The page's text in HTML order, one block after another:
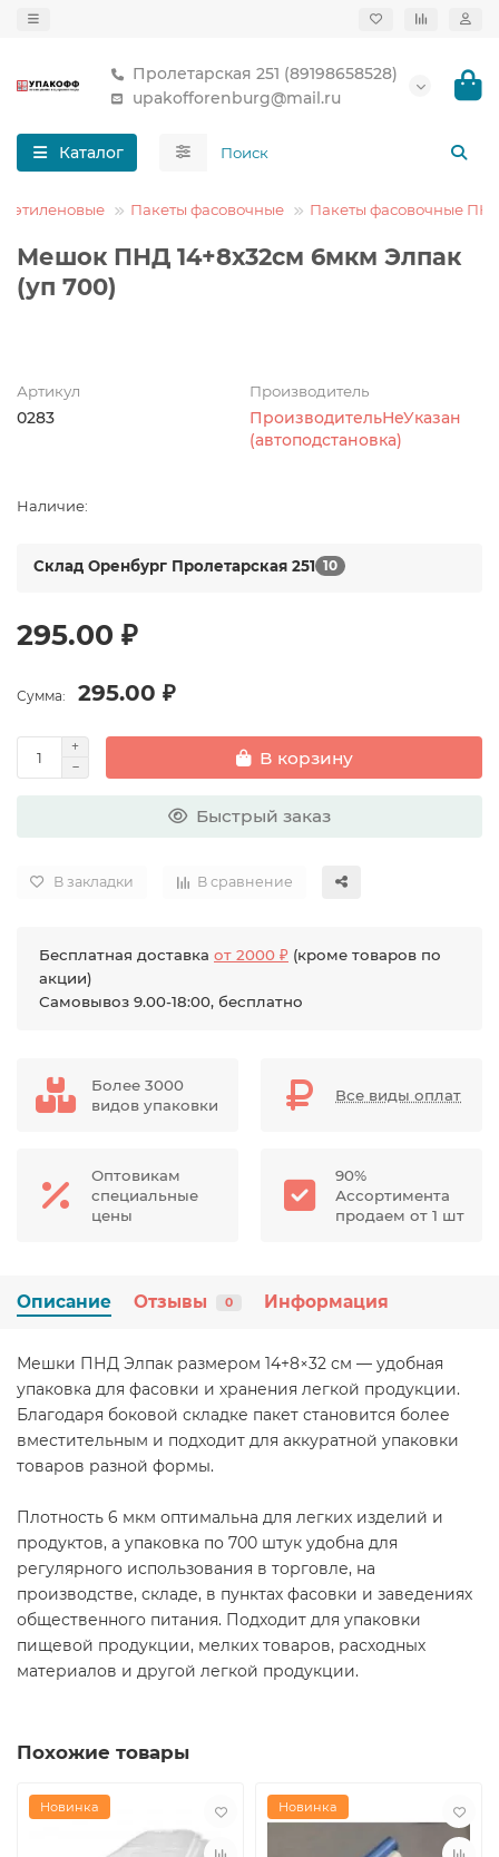
Пролетарская 251 (89198658528)
upakofforenburg@mail.ru
Каталог
Пакеты фасовочные Пакеты фасовочные
Мешок ПНД 14+8х32см 6мкм Элпак
(уп 700)
Артикул
0283
Производитель
ПроизводительНеУказан
(автоподстановка)
Наличие:
Склад Оренбург Пролетарская 251 10
295.00 ₽
Сумма: 295.00 ₽
В корзину
Быстрый заказ
В закладки В сравнение
Бесплатная доставка от 2000 ₽ (кроме товаров по
акции)
Самовывоз 9.00-18:00, бесплатно
Более 3000
видов упаковки
Все виды оплат
Оптовикам
специальные
цены
90%
Ассортимента
продаем от 1 шт
Описание Отзывы 0 Информация
Мешки ПНД Элпак размером 14+8×32 см — удобная
упаковка для фасовки и хранения легкой продукции.
Благодаря боковой складке пакет становится более
вместительным и подходит для аккуратной упаковки
товаров разной формы.
Плотность 6 мкм оптимальна для легких изделий и
продуктов, а упаковка по 700 штук удобна для
регулярного использования в торговле, на
производстве, складе, в пунктах фасовки и заведениях
общественного питания. Подходит для упаковки
пищевой продукции, мелких товаров, расходных
материалов и другой легкой продукции.
Похожие товары
Новинка Новинка